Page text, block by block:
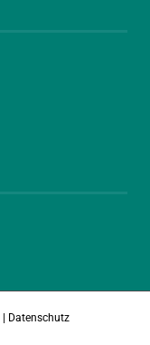
| Datenschutz